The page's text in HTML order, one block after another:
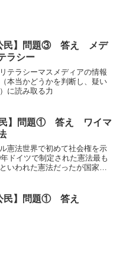
民】問題③ 答え メデ
ラシー
テラシーマスメディアの情報
本当かどうかを判断し、疑い
に読み取る力
】問題① 答え ワイマ
憲法世界で初めて社会権を示
ドイツで制定された憲法最も
いわれた憲法だったが国家緊
事に戻る
民】問題① 答え